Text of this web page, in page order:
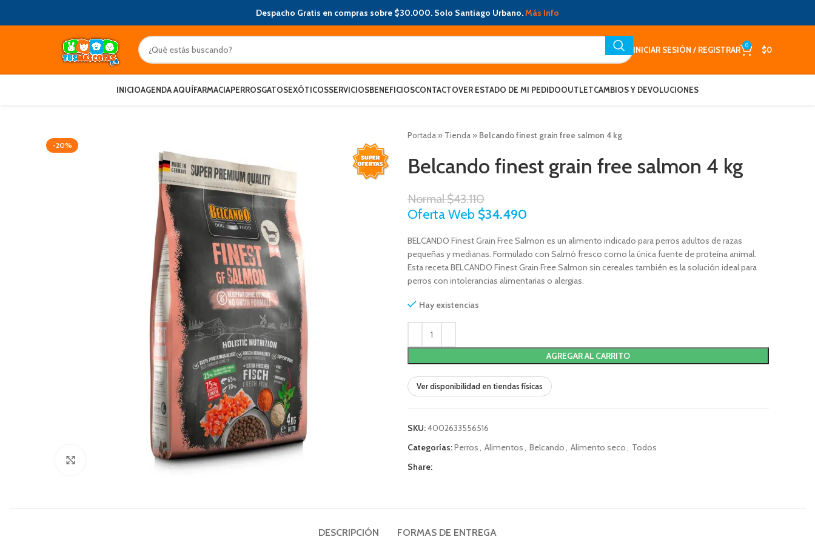
Despacho Gratis en compras sobre $30.000. Solo Santiago Urbano.Más Info
INICIAR SESIÓN / REGISTRAR 0 $0
INICIOAGENDA AQUÍFARMACIAPERROSGATOSEXÓTICOSSERVICIOSBENEFICIOSCONTACTOVER ESTADO DE MI PEDIDOOUTLETCAMBIOS Y DEVOLUCIONES
-20%
Portada » Tienda » Belcando finest grain free salmon 4 kg
Belcando finest grain free salmon 4 kg
Normal$43.110
Oferta Web $34.490
BELCANDO Finest Grain Free Salmon es un alimento indicado para perros adultos de razas
pequeñas y medianas. Formulado con Salmó fresco como la única fuente de proteína animal.
Esta receta BELCANDO Finest Grain Free Salmon sin cereales también es la solución ideal para
perros con intolerancias alimentarias o alergias.
Hay existencias
AGREGAR AL CARRITO
Ver disponibilidad en tiendas físicas
SKU:4002633556516
Categorías:Perros, Alimentos, Belcando, Alimento seco, Todos
Share:
DESCRIPCIÓN FORMAS DE ENTREGA